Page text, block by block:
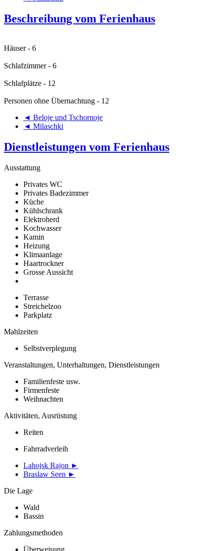
Beschreibung vom Ferienhaus
Häuser - 6
Schlafzimmer - 6
Schlafplätze - 12
Personen ohne Übernachtung - 12
◄ Beloje und Tschornoje
◄ Milaschki
Dienstleistungen vom Ferienhaus
Ausstattung
Privates WC
Privates Badezimmer
Küche
Kühlschrank
Elektroherd
Kochwasser
Kamin
Heizung
Klimaanlage
Haartrockner
Grosse Aussicht
Terrasse
Streichelzoo
Parkplatz
Mahlzeiten
Selbstverplegung
Veranstaltungen, Unterhaltungen, Dienstleistungen
Familienfeste usw.
Firmenfeste
Weihnachten
Aktivitäten, Ausrüstung
Reiten
Fahrradverleih
Lahojsk Rajon ►
Braslaw Seen ►
Die Lage
Wald
Bassin
Zahlungsmethoden
Überweisung